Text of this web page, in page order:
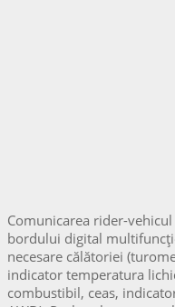
Comunicarea rider-
bordului digital
necesare călătoriei
indicator temperatura
combustibil, ceas,